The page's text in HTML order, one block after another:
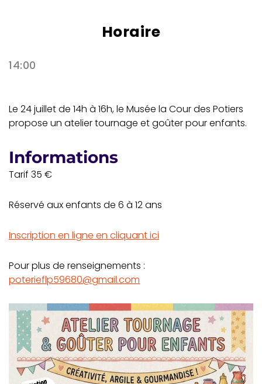
Horaire
14:00
Le 24 juillet de 14h à 16h, le Musée la Cour des Potiers
propose un atelier tournage et goûter pour enfants.
Informations
Tarif 35 €
Réservé aux enfants de 6 à 12 ans
Inscription en ligne en cliquant ici
Pour plus de renseignements :
poterieflp59680@gmail.com